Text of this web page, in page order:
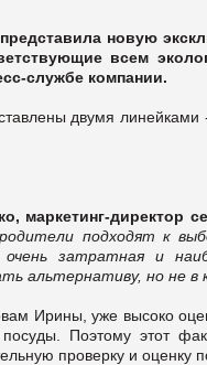
представила новую
всем
службе компании.
двумя
маркетинг-директор
подходят к
затратная и
альтернативу, но не в
Ирины, уже высоко
Поэтому этот
проверку и оценку